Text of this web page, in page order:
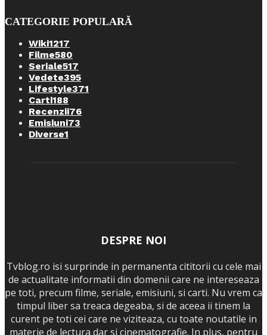
CATEGORIE POPULARĂ
Wiki1217
Filme580
Seriale517
Vedete395
Lifestyle371
Carti188
Recenzii76
Emisiuni73
Diverse1
DESPRE NOI
Tvblog.ro isi surprinde in permanenta cititorii cu cele mai
de actualitate informatii din domenii care ne intereseaza
pe toti, precum filme, seriale, emisiuni, si carti. Nu vrem ca
timpul liber sa treaca degeaba, si de aceea ii tinem la
curent pe toti cei care ne viziteaza, cu toate noutatile in
materie de lectura dar si cinematografie. In plus, pentru